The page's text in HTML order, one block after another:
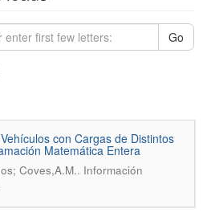
Go
con Cargas de Distintos
Matemática Entera
Coves,A.M.. Información